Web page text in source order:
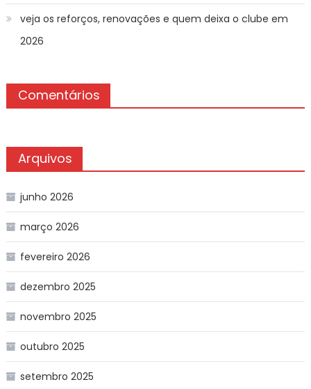
veja os reforços, renovações e quem deixa o clube em
2026
Comentários
Arquivos
junho 2026
março 2026
fevereiro 2026
dezembro 2025
novembro 2025
outubro 2025
setembro 2025